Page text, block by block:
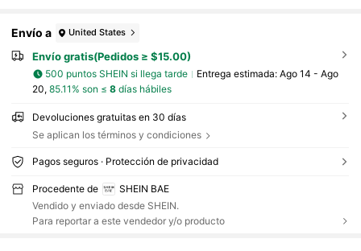
Envío a United States
Envío gratis(Pedidos ≥ $15.00)
500 puntos SHEIN si llega tarde Entrega estimada: Ago 14 - Ago
20, 85.11% son ≤ 8días hábiles
Devoluciones gratuitas en 30 días
Se aplican los términos y condiciones
Pagos seguros · Protección de privacidad
Procedente de
SHEIN BAE
Vendido y enviado desde SHEIN.
Para reportar a este vendedor y/o producto